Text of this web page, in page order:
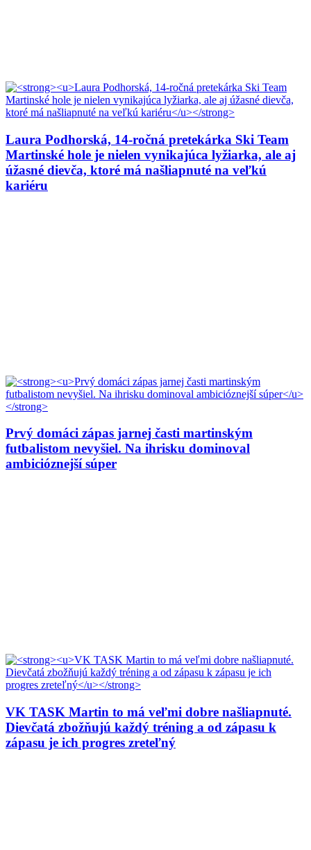
Laura Podhorská, 14-ročná pretekárka Ski Team
Martinské hole je nielen vynikajúca lyžiarka, ale aj
úžasné dievča, ktoré má našliapnuté na veľkú
kariéru
Prvý domáci zápas jarnej časti martinským
futbalistom nevyšiel. Na ihrisku dominoval
ambicióznejší súper
VK TASK Martin to má veľmi dobre našliapnuté.
Dievčatá zbožňujú každý tréning a od zápasu k
zápasu je ich progres zreteľný